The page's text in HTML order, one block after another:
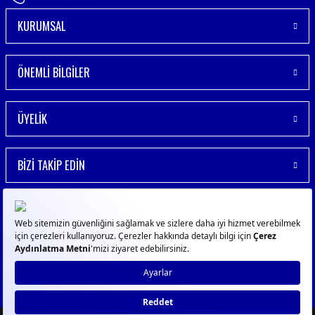
KURUMSAL
ÖNEMLİ BİLGİLER
ÜYELİK
BİZİ TAKİP EDİN